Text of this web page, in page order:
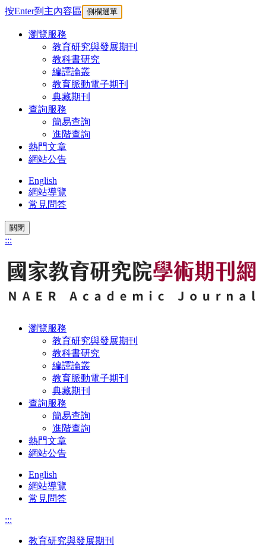
按Enter到主內容區 側欄選單
瀏覽服務
教育研究與發展期刊
教科書研究
編譯論叢
教育脈動電子期刊
典藏期刊
查詢服務
簡易查詢
進階查詢
熱門文章
網站公告
English
網站導覽
常見問答
關閉
:::
瀏覽服務
教育研究與發展期刊
教科書研究
編譯論叢
教育脈動電子期刊
典藏期刊
查詢服務
簡易查詢
進階查詢
熱門文章
網站公告
English
網站導覽
常見問答
:::
教育研究與發展期刊